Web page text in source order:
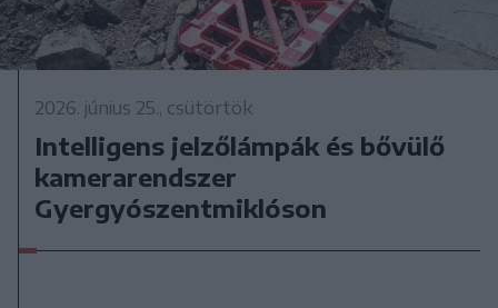
2026. június 25., csütörtök
Intelligens jelzőlámpák és bővülő
kamerarendszer
Gyergyószentmiklóson